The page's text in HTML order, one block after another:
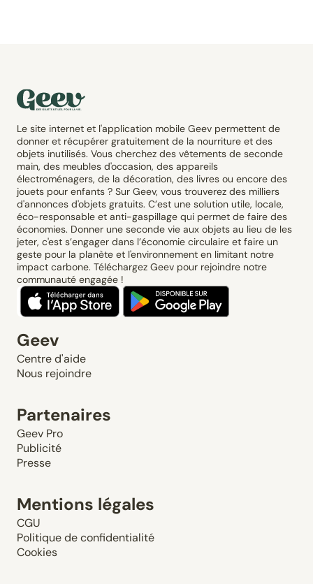
Le site internet et l'application mobile Geev permettent de
donner et récupérer gratuitement de la nourriture et des
objets inutilisés. Vous cherchez des vêtements de seconde
main, des meubles d'occasion, des appareils
électroménagers, de la décoration, des livres ou encore des
jouets pour enfants ? Sur Geev, vous trouverez des milliers
d'annonces d'objets gratuits. C’est une solution utile, locale,
éco-responsable et anti-gaspillage qui permet de faire des
économies. Donner une seconde vie aux objets au lieu de les
jeter, c'est s’engager dans l’économie circulaire et faire un
geste pour la planète et l'environnement en limitant notre
impact carbone. Téléchargez Geev pour rejoindre notre
communauté engagée !
Geev
Centre d'aide
Nous rejoindre
Partenaires
Geev Pro
Publicité
Presse
Mentions légales
CGU
Politique de confidentialité
Cookies